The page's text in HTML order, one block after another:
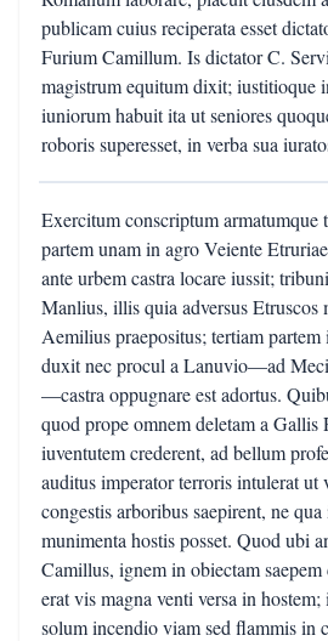
publicam cuius reciperata esset
Furium Camillum. Is dictator C.
magistrum equitum dixit; iustitioque
iuniorum habuit ita ut seniores
roboris superesset, in verba sua
Exercitum conscriptum armatumque
partem unam in agro Veiente
ante urbem castra locare iussit;
Manlius, illis quia adversus Etruscos
Aemilius praepositus; tertiam partem
duxit nec procul a Lanuvio—ad
—castra oppugnare est adortus.
quod prope omnem deletam a Gallis
iuventutem crederent, ad bellum
auditus imperator terroris intulerat
congestis arboribus saepirent, ne qua
munimenta hostis posset. Quod ubi
Camillus, ignem in obiectam
erat vis magna venti versa in
solum incendio viam sed flammis in